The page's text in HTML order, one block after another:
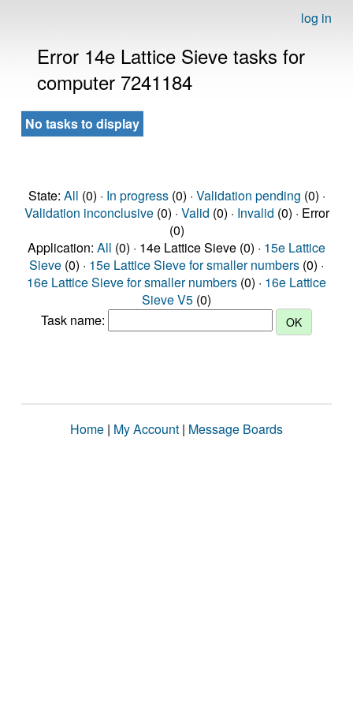
log in
Error 14e Lattice Sieve tasks for
computer 7241184
No tasks to display
State: All (0) · In progress(0) · Validation pending (0) ·
Validation inconclusive(0) · Valid (0) · Invalid (0) · Error
(0)
Application: All (0) · 14e Lattice Sieve (0) · 15e Lattice
Sieve (0) · 15e Lattice Sieve for smaller numbers (0) ·
16e Lattice Sieve for smaller numbers (0) · 16e Lattice
Sieve V5 (0)
Task name:
Home | My Account | Message Boards